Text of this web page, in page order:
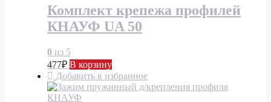
Комплект крепежа профилей
КНАУФ UA 50
0 из 5
477₽ В корзину
Добавить в избранное